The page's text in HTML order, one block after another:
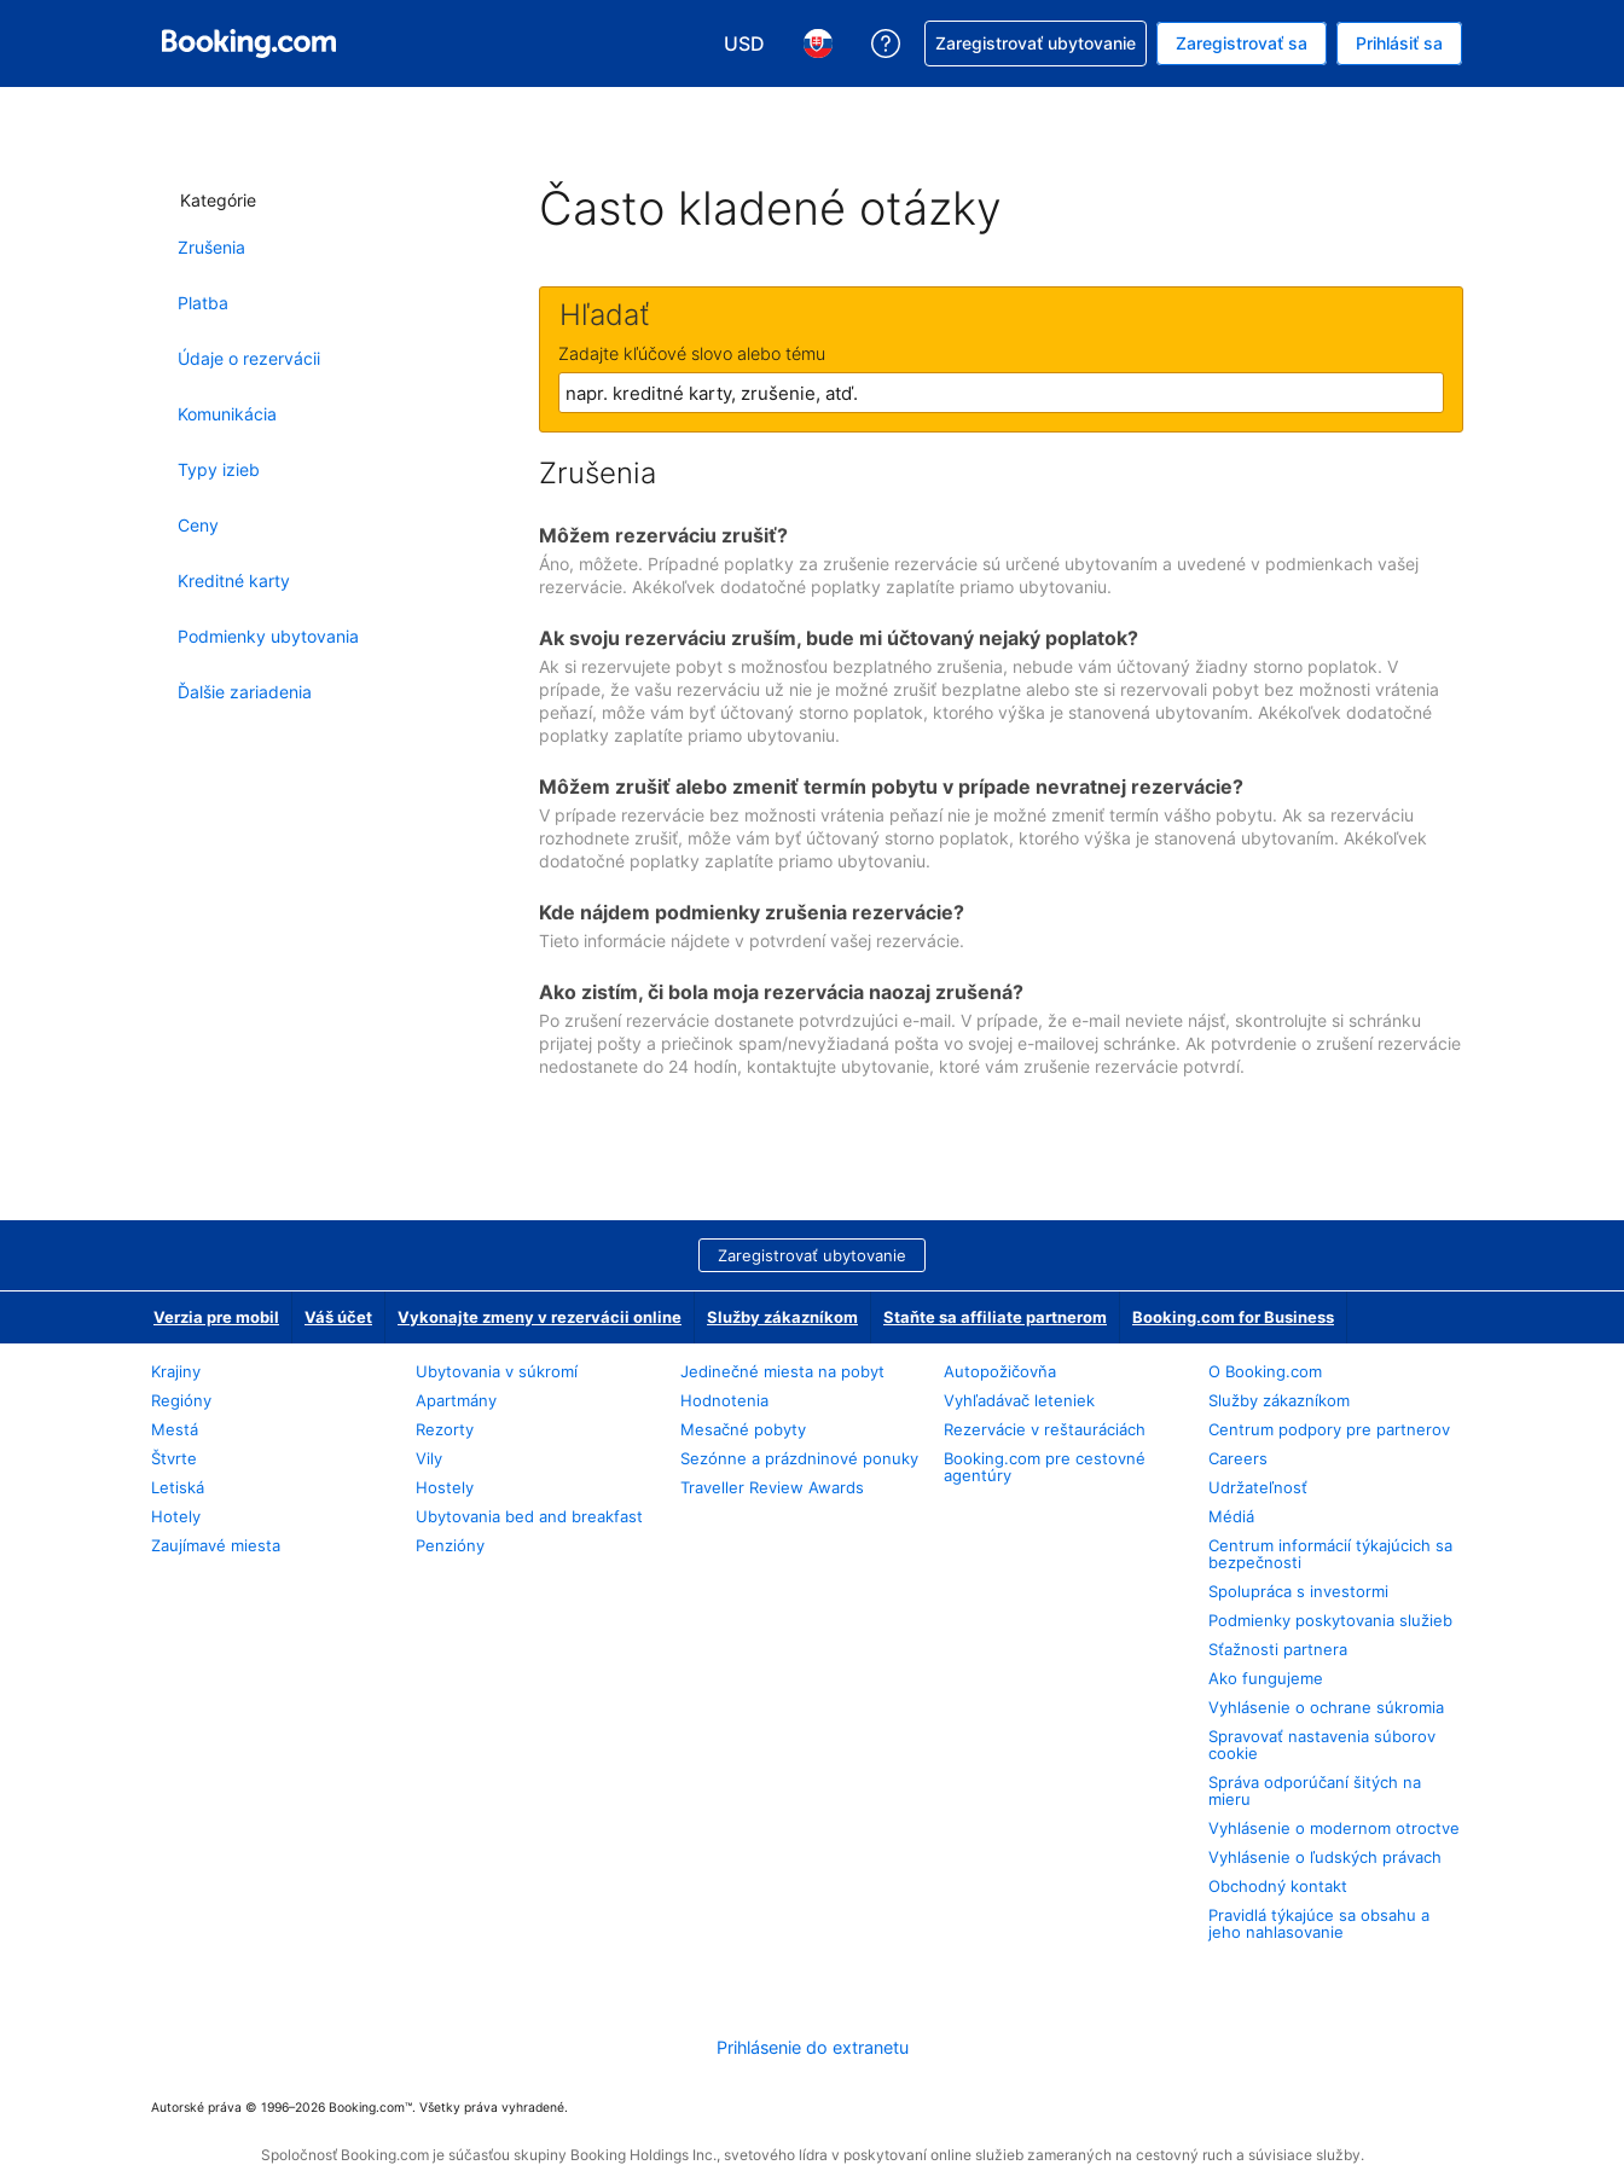
USD
Vybrať menu. Momentálne máte zvolenú menu Americký dolár
Vybrať jazyk. Momentálne máte zvolený jazyk V slovenčine
Získajte pomoc s rezerváciou
Zaregistrovať ubytovanie Zaregistrovať sa Prihlásiť sa
Kategórie
Zrušenia
Platba
Údaje o rezervácii
Komunikácia
Typy izieb
Ceny
Kreditné karty
Podmienky ubytovania
Ďalšie zariadenia
Často kladené otázky
Hľadať
Zadajte kľúčové slovo alebo tému
Zrušenia
Môžem rezerváciu zrušiť?
Áno, môžete. Prípadné poplatky za zrušenie rezervácie sú určené ubytovaním a uvedené v podmienkach vašej
rezervácie. Akékoľvek dodatočné poplatky zaplatíte priamo ubytovaniu.
Ak svoju rezerváciu zruším, bude mi účtovaný nejaký poplatok?
Ak si rezervujete pobyt s možnosťou bezplatného zrušenia, nebude vám účtovaný žiadny storno poplatok. V
prípade, že vašu rezerváciu už nie je možné zrušiť bezplatne alebo ste si rezervovali pobyt bez možnosti vrátenia
peňazí, môže vám byť účtovaný storno poplatok, ktorého výška je stanovená ubytovaním. Akékoľvek dodatočné
poplatky zaplatíte priamo ubytovaniu.
Môžem zrušiť alebo zmeniť termín pobytu v prípade nevratnej rezervácie?
V prípade rezervácie bez možnosti vrátenia peňazí nie je možné zmeniť termín vášho pobytu. Ak sa rezerváciu
rozhodnete zrušiť, môže vám byť účtovaný storno poplatok, ktorého výška je stanovená ubytovaním. Akékoľvek
dodatočné poplatky zaplatíte priamo ubytovaniu.
Kde nájdem podmienky zrušenia rezervácie?
Tieto informácie nájdete v potvrdení vašej rezervácie.
Ako zistím, či bola moja rezervácia naozaj zrušená?
Po zrušení rezervácie dostanete potvrdzujúci e-mail. V prípade, že e-mail neviete nájsť, skontrolujte si schránku
prijatej pošty a priečinok spam/nevyžiadaná pošta vo svojej e-mailovej schránke. Ak potvrdenie o zrušení rezervácie
nedostanete do 24 hodín, kontaktujte ubytovanie, ktoré vám zrušenie rezervácie potvrdí.
Zaregistrovať ubytovanie
Verzia pre mobil Váš účet Vykonajte zmeny v rezervácii online Služby zákazníkom Staňte sa affiliate partnerom Booking.com for Business
Krajiny
Regióny
Mestá
Štvrte
Letiská
Hotely
Zaujímavé miesta
Ubytovania v súkromí
Apartmány
Rezorty
Vily
Hostely
Ubytovania bed and breakfast
Penzióny
Jedinečné miesta na pobyt
Hodnotenia
Mesačné pobyty
Sezónne a prázdninové ponuky
Traveller Review Awards
Autopožičovňa
Vyhľadávač leteniek
Rezervácie v reštauráciách
Booking.com pre cestovné
agentúry
O Booking.com
Služby zákazníkom
Centrum podpory pre partnerov
Careers
Udržateľnosť
Médiá
Centrum informácií týkajúcich sa
bezpečnosti
Spolupráca s investormi
Podmienky poskytovania služieb
Sťažnosti partnera
Ako fungujeme
Vyhlásenie o ochrane súkromia
Spravovať nastavenia súborov
cookie
Správa odporúčaní šitých na
mieru
Vyhlásenie o modernom otroctve
Vyhlásenie o ľudských právach
Obchodný kontakt
Pravidlá týkajúce sa obsahu a
jeho nahlasovanie
Prihlásenie do extranetu
Autorské práva © 1996–2026 Booking.com™. Všetky práva vyhradené.
Spoločnosť Booking.com je súčasťou skupiny Booking Holdings Inc., svetového lídra v poskytovaní online služieb zameraných na cestovný ruch a súvisiace služby.